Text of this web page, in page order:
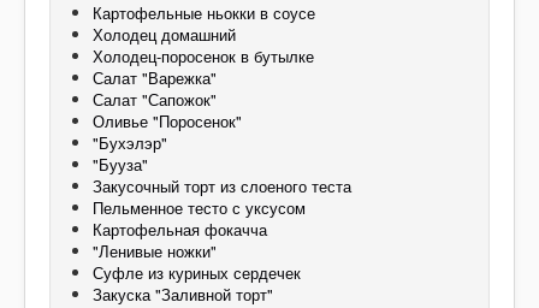
Картофельные ньокки в соусе
Холодец домашний
Холодец-поросенок в бутылке
Салат "Варежка"
Салат "Сапожок"
Оливье "Поросенок"
"Бухэлэр"
"Бууза"
Закусочный торт из слоеного теста
Пельменное тесто с уксусом
Картофельная фокачча
"Ленивые ножки"
Суфле из куриных сердечек
Закуска "Заливной торт"